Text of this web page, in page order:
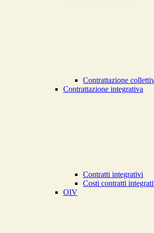
Contrattazione
Contrattazione integrativa
Contratti integrativi
Costi contratti
OIV